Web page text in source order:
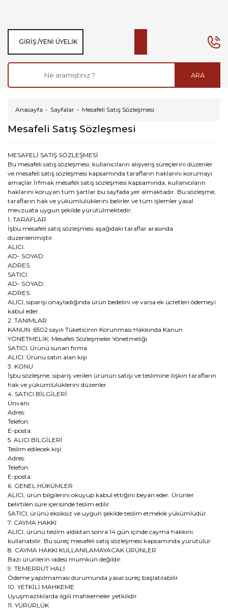
ARA
GIRIŞ /YENI ÜYELIK
Anasayfa Sayfalar Mesafeli Satış Sözleşmesi
Mesafeli Satış Sözleşmesi
MESAFELİ SATIŞ SÖZLEŞMESİ
Bu mesafeli satış sözleşmesi, kullanıcıların alışveriş süreçlerini düzenler
ve mesafeli satış sözleşmesi kapsamında tarafların haklarını korumayı
amaçlar.İrfmak mesafeli satış sözleşmesi kapsamında, kullanıcıların
haklarını koruyan tüm şartlar bu sayfada yer almaktadır. Bu sözleşme,
tarafların hak ve yükümlülüklerini belirler ve tüm işlemler yasal
mevzuata uygun şekilde yürütülmektedir.
1. TARAFLAR
İşbu mesafeli satış sözleşmesi aşağıdaki taraflar arasında
düzenlenmiştir.
ALICI:
AD- SOYAD:
ADRES:
SATICI:
AD- SOYAD:
ADRES:
ALICI, siparişi onayladığında ürün bedelini ve varsa ek ücretleri ödemeyi
kabul eder.
2. TANIMLAR
KANUN: 6502 sayılı Tüketicinin Korunması Hakkında Kanun
YÖNETMELİK: Mesafeli Sözleşmeler Yönetmeliği
SATICI: Ürünü sunan firma
ALICI: Ürünü satın alan kişi
3. KONU
İşbu sözleşme, sipariş verilen ürünün satışı ve teslimine ilişkin tarafların
hak ve yükümlülüklerini düzenler.
4. SATICI BİLGİLERİ
Ünvanı:
Adres:
Telefon:
E-posta:
5. ALICI BİLGİLERİ
Teslim edilecek kişi:
Adres:
Telefon:
E-posta:
6. GENEL HÜKÜMLER
ALICI, ürün bilgilerini okuyup kabul ettiğini beyan eder. Ürünler
belirtilen süre içerisinde teslim edilir.
SATICI, ürünü eksiksiz ve uygun şekilde teslim etmekle yükümlüdür.
7. CAYMA HAKKI
ALICI, ürünü teslim aldıktan sonra 14 gün içinde cayma hakkını
kullanabilir. Bu süreç mesafeli satış sözleşmesi kapsamında yürütülür.
8. CAYMA HAKKI KULLANILAMAYACAK ÜRÜNLER
Bazı ürünlerin iadesi mümkün değildir.
9. TEMERRÜT HALİ
Ödeme yapılmaması durumunda yasal süreç başlatılabilir.
10. YETKİLİ MAHKEME
Uyuşmazlıklarda ilgili mahkemeler yetkilidir.
11. YÜRÜRLÜK